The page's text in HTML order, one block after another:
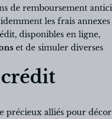
de remboursement
les frais
disponibles en ligne,
et de simuler diverses
précieux alliés pour